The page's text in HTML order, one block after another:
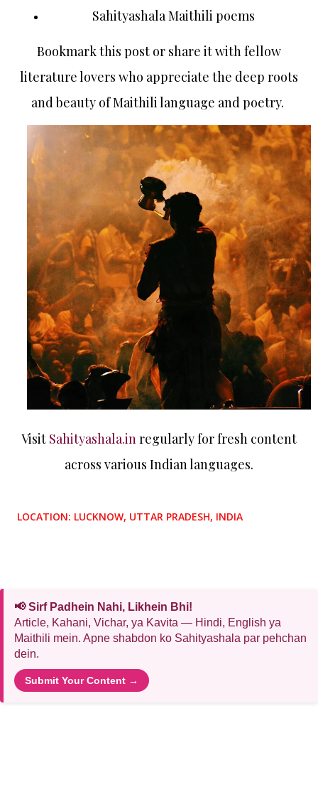
Sahityashala Maithili poems
Bookmark this post or share it with fellow
literature lovers who appreciate the deep roots
and beauty of Maithili language and poetry.
Visit Sahityashala.inregularly for fresh content
across various Indian languages.
LOCATION: LUCKNOW, UTTAR PRADESH, INDIA
📢 Sirf Padhein Nahi, Likhein Bhi!
Article, Kahani, Vichar, ya Kavita — Hindi, English ya
Maithili mein. Apne shabdon ko Sahityashala par pehchan
dein.
Submit Your Content →